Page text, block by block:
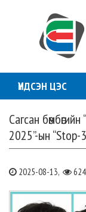
ҮНДСЭН ЦЭС
Сагсан
2025”-ын “Stop-
2025-08-13, 624